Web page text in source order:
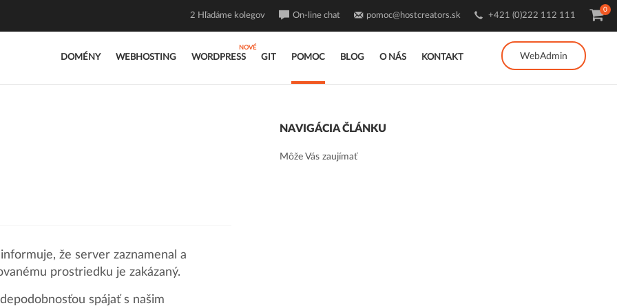
DOMÉNY WEBHOSTING WORDPRESS GIT POMOC BLOG O NÁS KONTAKT WebAdmin
2 Hľadáme kolegov On-line chat pomoc@hostcreators.sk +421 (0)222 112 111
0
že server zaznamenal a
prostriedku je zakázaný.
spájať s našim
NAVIGÁCIA ČLÁNKU
Môže Vás zaujímať